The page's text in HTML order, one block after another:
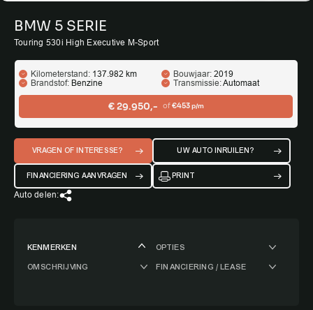
BMW 5 SERIE
Touring 530i High Executive M-Sport
Kilometerstand: 137.982 km Bouwjaar: 2019
Brandstof: Benzine Transmissie:Automaat
€ 29.950,- of€453p/m
VRAGEN OF INTERESSE? UW AUTO INRUILEN?
FINANCIERING AANVRAGEN PRINT
Auto delen:
KENMERKEN
OPTIES
OMSCHRIJVING
FINANCIERING / LEASE